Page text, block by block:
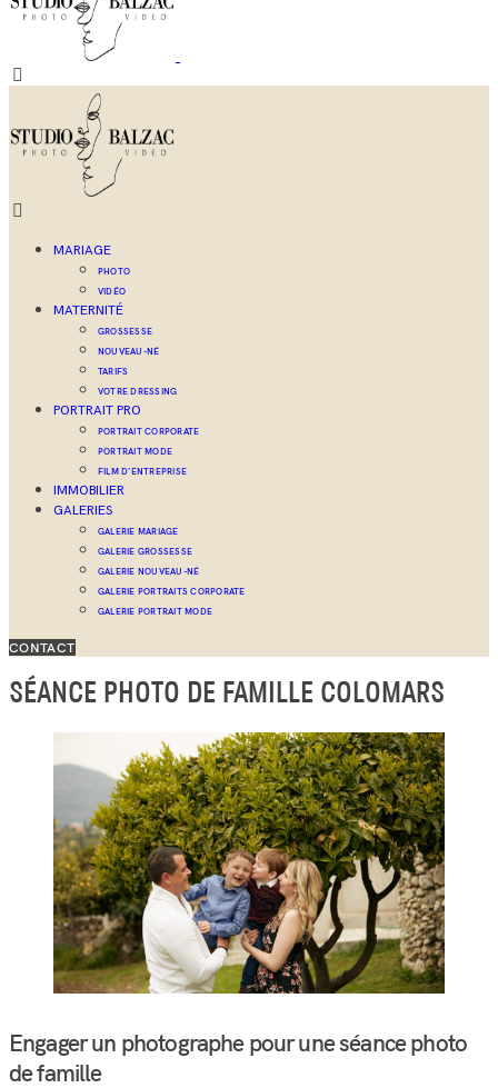
MARIAGE
PHOTO
VIDÉO
MATERNITÉ
GROSSESSE
NOUVEAU-NÉ
TARIFS
VOTRE DRESSING
PORTRAIT PRO
PORTRAIT CORPORATE
PORTRAIT MODE
FILM D’ENTREPRISE
IMMOBILIER
GALERIES
GALERIE MARIAGE
GALERIE GROSSESSE
GALERIE NOUVEAU-NÉ
GALERIE PORTRAITS CORPORATE
GALERIE PORTRAIT MODE
CONTACT
SÉANCE PHOTO DE FAMILLE COLOMARS
Engager un photographe pour une séance photo
de famille